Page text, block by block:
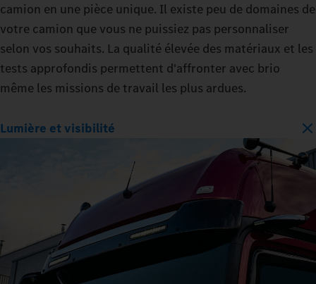
camion en une pièce unique. Il existe peu de domaines de
votre camion que vous ne puissiez pas personnaliser
selon vos souhaits. La qualité élevée des matériaux et les
tests approfondis permettent d'affronter avec brio
même les missions de travail les plus ardues.
Lumière et visibilité